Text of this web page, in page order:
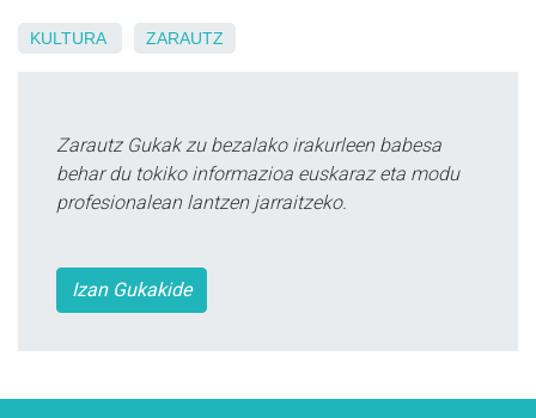
KULTURA ZARAUTZ
Zarautz Gukak zu bezalako irakurleen babesa
behar du tokiko informazioa euskaraz eta modu
profesionalean lantzen jarraitzeko.
Izan Gukakide